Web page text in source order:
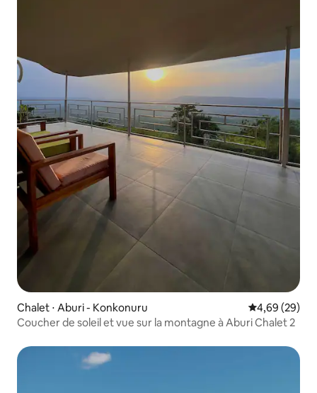
Chalet ⋅ Aburi - Konkonuru Évaluation
4,69 (29)
Coucher de soleil et vue sur la montagne à Aburi Chalet 2